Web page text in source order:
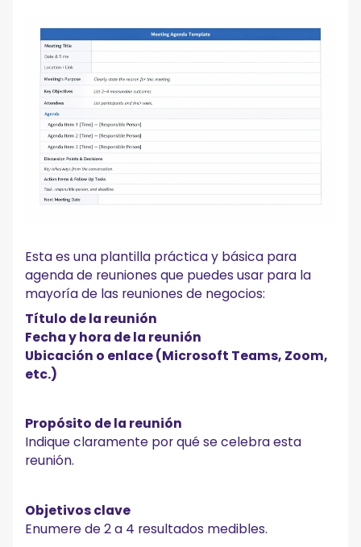
Esta es una plantilla práctica y básica para
agenda de reuniones que puedes usar para la
mayoría de las reuniones de negocios:
Título de la reunión
Fecha y hora de la reunión
Ubicación o enlace (Microsoft Teams, Zoom,
etc.)
Propósito de la reunión
Indique claramente por qué se celebra esta
reunión.
Objetivos clave
Enumere de 2 a 4 resultados medibles.